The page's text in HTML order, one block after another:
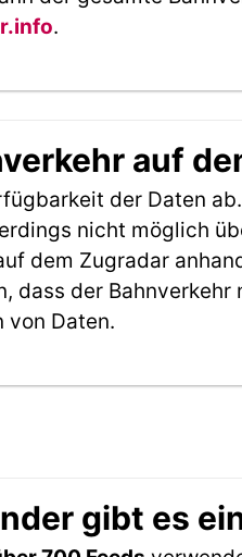
.
auf
der Daten
nicht möglich
dem Zugradar
dass der
von Daten.
gibt es